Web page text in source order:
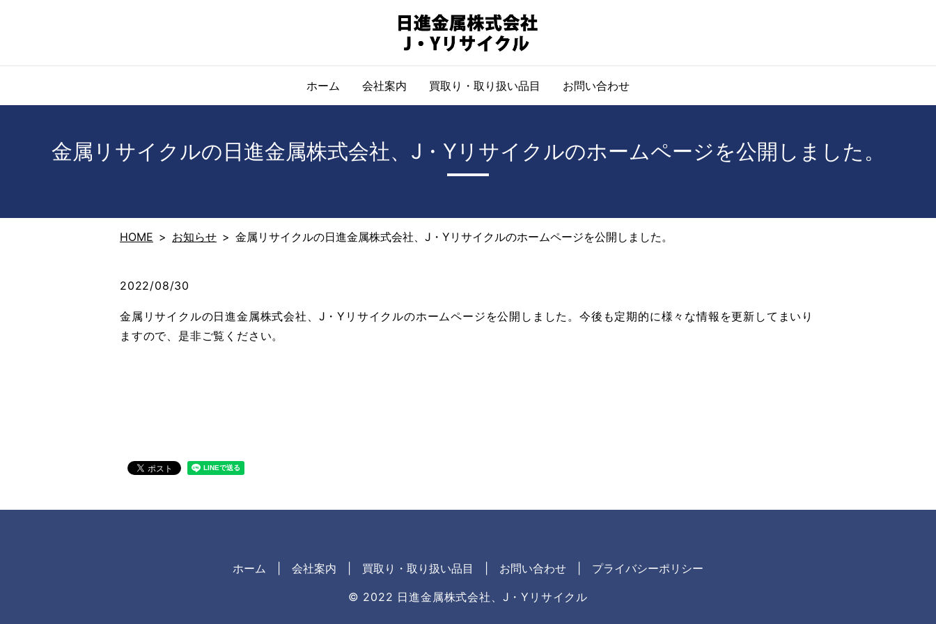
ホーム 会社案内 買取り・取り扱い品目 お問い合わせ
金属リサイクルの日進金属株式会社、J・Yリサイクルのホームページを公開しました。
HOME お知らせ 金属リサイクルの日進金属株式会社、J・Yリサイクルのホームページを公開しました。
2022/08/30
金属リサイクルの日進金属株式会社、J・Yリサイクルのホームページを公開しました。今後も定期的に様々な情報を更新してまいり
ますので、是非ご覧ください。
ホーム 会社案内 買取り・取り扱い品目 お問い合わせ プライバシーポリシー
© 2022 日進金属株式会社、J・Yリサイクル